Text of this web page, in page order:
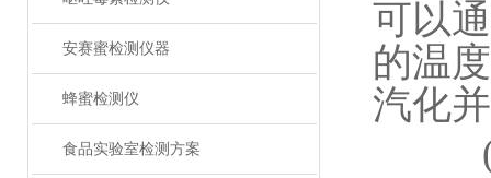
安赛蜜检测仪器
蜂蜜检测仪
食品实验室检测方案
可以
的温
汽化
(